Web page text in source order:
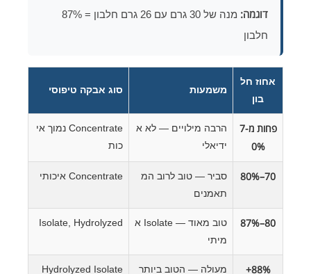
דוגמה:
מנה של 30 גרם עם 26 גרם חלבון = 87%
חלבון
אחוז חל
בון
משמעות סוג אבקה טיפוסי
פחות מ-7
0%
הרבה מילויים — לא א
ידיאלי
Concentrate נמוך אי
כות
70–80%
סביר — טוב לרוב המ
תאמנים
Concentrate איכותי
80–87%
טוב מאוד — Isolate א
מיתי
Isolate, Hydrolyzed
88%+
מעולה — הטוב ביותר
Hydrolyzed Isolate